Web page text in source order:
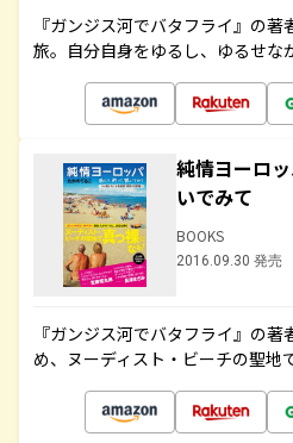
『ガンジス河でバタフライ』の
旅。自分自身をゆるし、ゆるせな
純情ヨーロ
いでみて
BOOKS
2016.09.30 発売
『ガンジス河でバタフライ』の
め、ヌーディスト・ビーチの聖地